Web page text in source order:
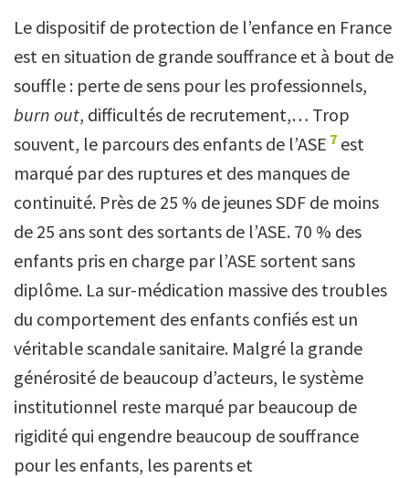
Le dispositif de protection de l’enfance en France
est en situation de grande souffrance et à bout de
souffle : perte de sens pour les professionnels,
burn out, difficultés de recrutement,… Trop
souvent, le parcours des enfants de l’ASE 7 est
marqué par des ruptures et des manques de
continuité. Près de 25 % de jeunes SDF de moins
de 25 ans sont des sortants de l’ASE. 70 % des
enfants pris en charge par l’ASE sortent sans
diplôme. La sur-médication massive des troubles
du comportement des enfants confiés est un
véritable scandale sanitaire. Malgré la grande
générosité de beaucoup d’acteurs, le système
institutionnel reste marqué par beaucoup de
rigidité qui engendre beaucoup de souffrance
pour les enfants, les parents et